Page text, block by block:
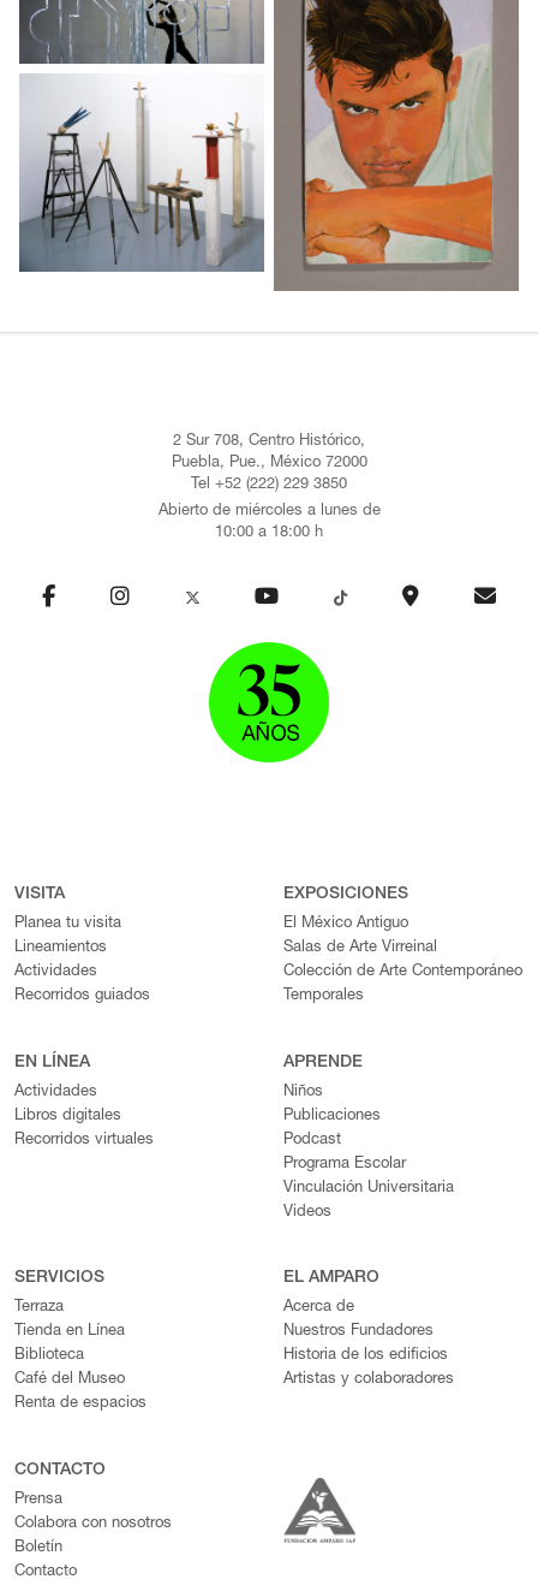
2 Sur 708, Centro Histórico,
Puebla, Pue., México 72000
Tel +52 (222) 229 3850
Abierto de miércoles a lunes de
10:00 a 18:00 h
VISITA
Planea tu visita
Lineamientos
Actividades
Recorridos guiados
EXPOSICIONES
El México Antiguo
Salas de Arte Virreinal
Colección de Arte Contemporáneo
Temporales
EN LÍNEA
Actividades
Libros digitales
Recorridos virtuales
APRENDE
Niños
Publicaciones
Podcast
Programa Escolar
Vinculación Universitaria
Videos
SERVICIOS
Terraza
Tienda en Línea
Biblioteca
Café del Museo
Renta de espacios
EL AMPARO
Acerca de
Nuestros Fundadores
Historia de los edificios
Artistas y colaboradores
CONTACTO
Prensa
Colabora con nosotros
Boletín
Contacto